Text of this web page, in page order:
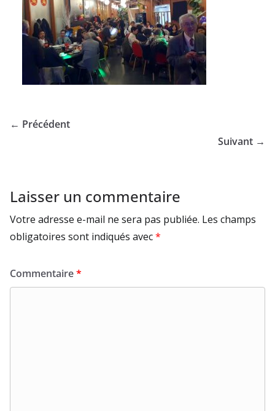
← Précédent
Suivant →
Laisser un commentaire
Votre adresse e-mail ne sera pas publiée. Les champs
obligatoires sont indiqués avec*
Commentaire*